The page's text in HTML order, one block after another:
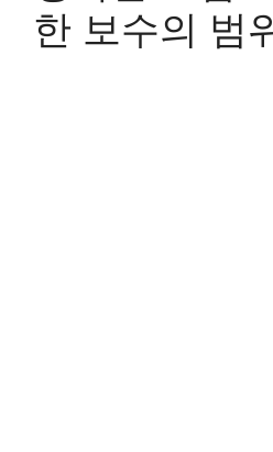
한 보수의 범